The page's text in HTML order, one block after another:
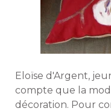
Eloïse d'Argent,
compte que la
décoration. Pour